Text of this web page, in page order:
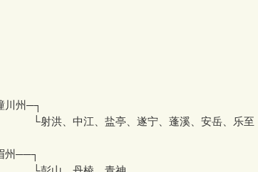
州─┐
中江、盐亭、遂宁、蓬溪、安岳、乐至
──┐